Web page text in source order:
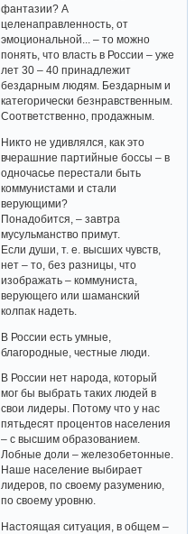
фантазии? А
целенаправленность, от
эмоциональной... – то можно
понять, что власть в России – уже
лет 30 – 40 принадлежит
бездарным людям. Бездарным и
категорически безнравственным.
Соответственно, продажным.
Никто не удивлялся, как это
вчерашние партийные боссы – в
одночасье перестали быть
коммунистами и стали
верующими?
Понадобится, – завтра
мусульманство примут.
Если души, т. е. высших чувств,
нет – то, без разницы, что
изображать – коммуниста,
верующего или шаманский
колпак надеть.
В России есть умные,
благородные, честные люди.
В России нет народа, который
мог бы выбрать таких людей в
свои лидеры. Потому что у нас
пятьдесят процентов населения
– с высшим образованием.
Лобные доли – железобетонные.
Наше население выбирает
лидеров, по своему разумению,
по своему уровню.
Настоящая ситуация, в общем –